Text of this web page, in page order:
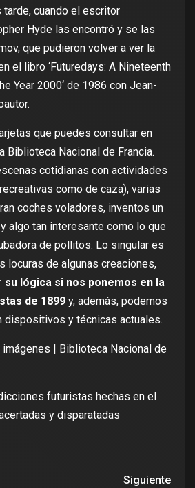
tarde, cuando el escritor
Hyde las encontró y se las
, que pudieron volver a ver la
el libro ‘Futuredays: A Nineteenth
Year 2000‘ de 1986 con Jean-
que puedes consultar en
Biblioteca Nacional de Francia.
cotidianas con actividades
como de caza), varias
coches voladores, inventos un
algo tan interesante como lo que
de pollitos. Lo singular es
locuras de algunas creaciones,
su lógica si nos ponemos en la
de 1899 y, además, podemos
dispositivos y técnicas actuales.
|
Biblioteca Nacional de
futuristas hechas en el
y disparatadas
Siguiente